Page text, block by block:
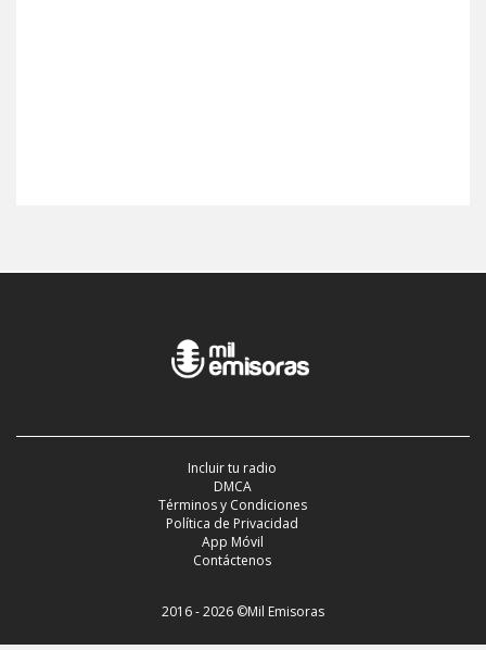
Incluir tu radio
DMCA
Términos y Condiciones
Política de Privacidad
App Móvil
Contáctenos
2016 - 2026 ©Mil Emisoras